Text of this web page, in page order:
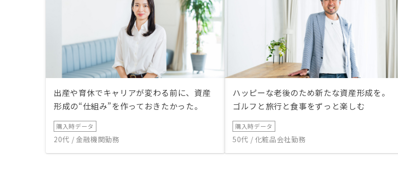
出産や育休でキャリアが変わる前に、資産
形成の“仕組み”を作っておきたかった。
購入時データ
20代 / 金融機関勤務
ハッピーな老後のため新たな資産形成を。
ゴルフと旅行と食事をずっと楽しむ
購入時データ
50代 / 化粧品会社勤務